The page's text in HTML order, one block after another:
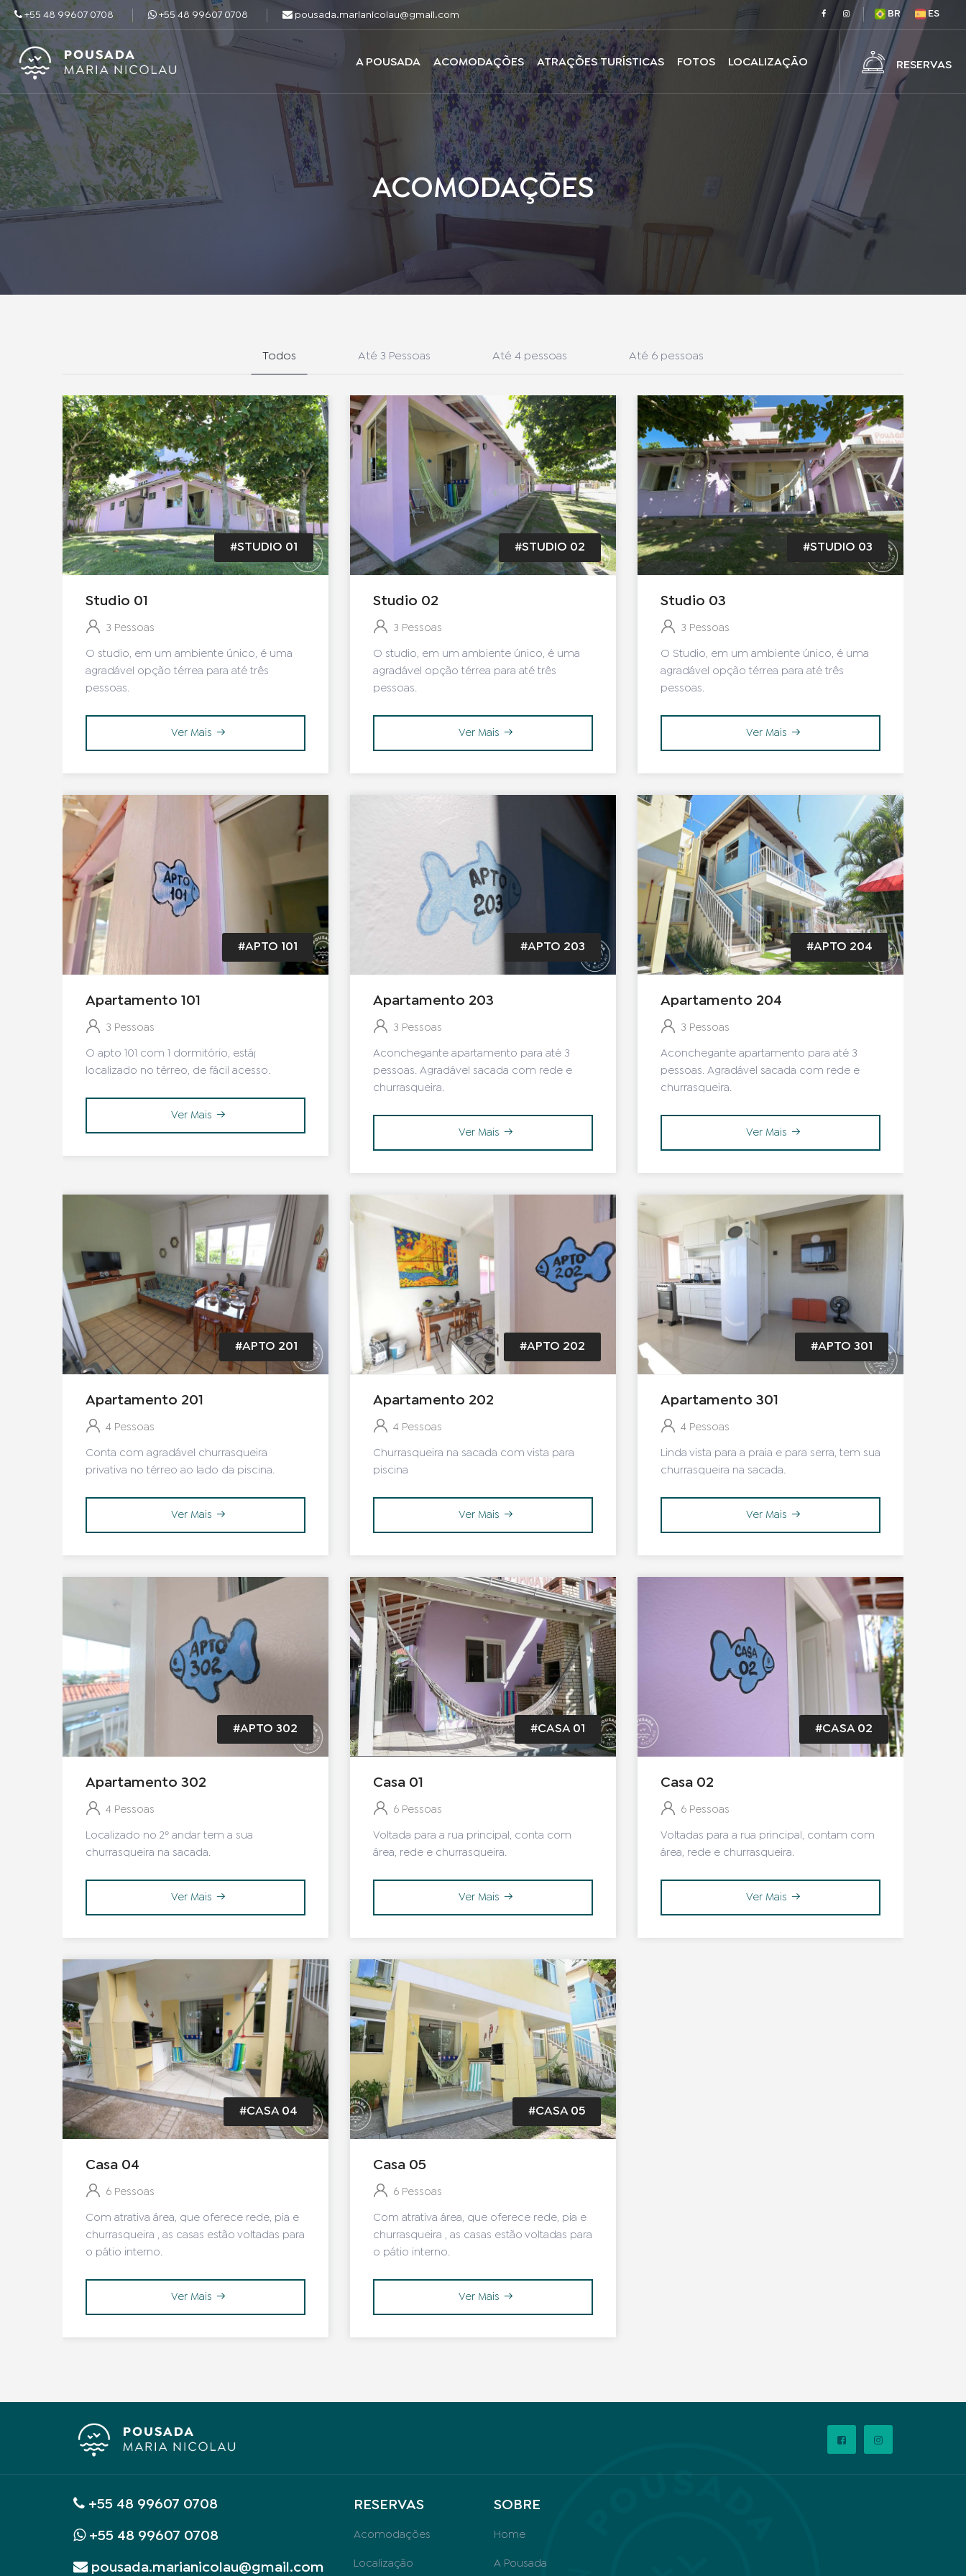
+55 48 99607 0708 +55 48 99607 0708 pousada.marianicolau@gmail.com BR ES
RESERVAS
A POUSADA ACOMODAÇÕES ATRAÇÕES TURÍSTICAS FOTOS LOCALIZAÇÃO
ACOMODAÇÕES
Todos Até 3 Pessoas Até 4 pessoas Até 6 pessoas
#STUDIO 01
Studio 01
3 Pessoas
O studio, em um ambiente único, é uma
agradável opção térrea para até três
pessoas.
Ver Mais
#STUDIO 02
Studio 02
3 Pessoas
O studio, em um ambiente único, é uma
agradável opção térrea para até três
pessoas.
Ver Mais
#STUDIO 03
Studio 03
3 Pessoas
O Studio, em um ambiente único, é uma
agradável opção térrea para até três
pessoas.
Ver Mais
#APTO 101
Apartamento 101
3 Pessoas
O apto 101 com 1 dormitório, está¡
localizado no térreo, de fácil acesso.
Ver Mais
#APTO 203
Apartamento 203
3 Pessoas
Aconchegante apartamento para até 3
pessoas. Agradável sacada com rede e
churrasqueira.
Ver Mais
#APTO 204
Apartamento 204
3 Pessoas
Aconchegante apartamento para até 3
pessoas. Agradável sacada com rede e
churrasqueira.
Ver Mais
#APTO 201
Apartamento 201
4 Pessoas
Conta com agradável churrasqueira
privativa no térreo ao lado da piscina.
Ver Mais
#APTO 202
Apartamento 202
4 Pessoas
Churrasqueira na sacada com vista para
piscina
Ver Mais
#APTO 301
Apartamento 301
4 Pessoas
Linda vista para a praia e para serra, tem sua
churrasqueira na sacada.
Ver Mais
#APTO 302
Apartamento 302
4 Pessoas
Localizado no 2º andar tem a sua
churrasqueira na sacada.
Ver Mais
#CASA 01
Casa 01
6 Pessoas
Voltada para a rua principal, conta com
área, rede e churrasqueira.
Ver Mais
#CASA 02
Casa 02
6 Pessoas
Voltadas para a rua principal, contam com
área, rede e churrasqueira.
Ver Mais
#CASA 04
Casa 04
6 Pessoas
Com atrativa área, que oferece rede, pia e
churrasqueira , as casas estão voltadas para
o pátio interno.
Ver Mais
#CASA 05
Casa 05
6 Pessoas
Com atrativa área, que oferece rede, pia e
churrasqueira , as casas estão voltadas para
o pátio interno.
Ver Mais
+55 48 99607 0708
+55 48 99607 0708
pousada.marianicolau@gmail.com
RESERVAS
Acomodações
Localização
SOBRE
Home
A Pousada